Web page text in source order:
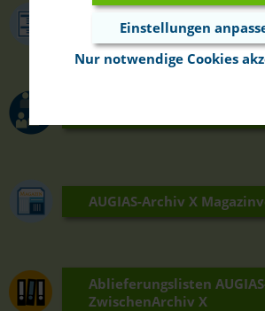
Indizierung
AUGIAS-Archiv X
Ablieferungslisten
ZwischenArchiv X
Einstellungen
Nur notwendige Cookies